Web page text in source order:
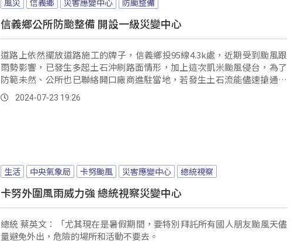
信義鄉公所防颱整備 開設一級災變中心
道路上依然擺放道路施工的牌子，信義鄉投95線4.3k處，近期受到颱風跟
雨勢影響，已發生多起土石沖刷路面情形，加上這次凱米颱風侵台，為了
防範未然、公所也已聯絡開口廠商進駐當地，若發生土石流能儘速搶通路
段。2024-07-23 19:26
生活 中央氣象局 卡努颱風 災害應變中心 總統視察
卡努外圍風雨威力強 總統視察災變中心
總統 蔡英文：「尤其現在是暑假期間，要特別拜託所有國人朋友颱風天儘
量避免外出，危險的場所和活動不要去。